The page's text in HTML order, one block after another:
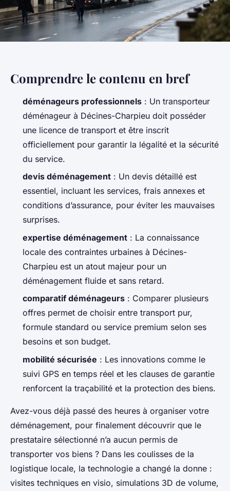
Comprendre le contenu en bref
déménageurs professionnels : Un transporteur
déménageur à Décines-Charpieu doit posséder
une licence de transport et être inscrit
officiellement pour garantir la légalité et la sécurité
du service.
devis déménagement : Un devis détaillé est
essentiel, incluant les services, frais annexes et
conditions d’assurance, pour éviter les mauvaises
surprises.
expertise déménagement : La connaissance
locale des contraintes urbaines à Décines-
Charpieu est un atout majeur pour un
déménagement fluide et sans retard.
comparatif déménageurs : Comparer plusieurs
offres permet de choisir entre transport pur,
formule standard ou service premium selon ses
besoins et son budget.
mobilité sécurisée : Les innovations comme le
suivi GPS en temps réel et les clauses de garantie
renforcent la traçabilité et la protection des biens.
Avez-vous déjà passé des heures à organiser votre
déménagement, pour finalement découvrir que le
prestataire sélectionné n’a aucun permis de
transporter vos biens ? Dans les coulisses de la
logistique locale, la technologie a changé la donne :
visites techniques en visio, simulations 3D de volume,